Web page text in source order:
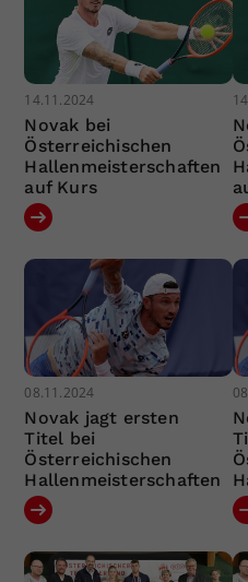
14.11.2024
Novak bei
Österreichischen
Hallenmeisterschaften
auf Kurs
08.11.2024
Novak jagt ersten
Titel bei
Österreichischen
Hallenmeisterschaften